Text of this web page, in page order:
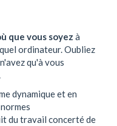
que vous soyez à
ordinateur. Oubliez
qu'à vous
dynamique et en
du travail concerté de